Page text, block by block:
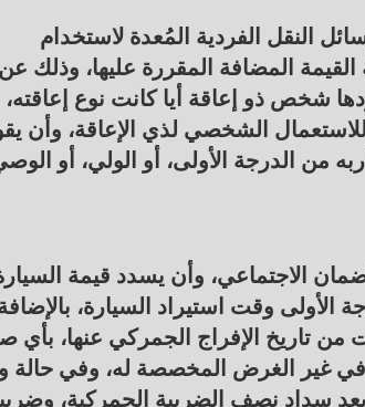
ووسائل النقل الفردية المُعدة لاستخدام
المضافة المقررة عليها، وذلك
يكون مستوردها شخص ذو إعاقة أيا كانت نوع إعاقته،
الشخصي لذي الإعاقة، وأن
من الدرجة الأولى، أو الولي، أو
الاجتماعي، وأن يسدد قيمة
وقت استيراد السيارة،
تاريخ الإفراج الجمركي عنها، بأي
في غير الغرض المخصصة له، وفي حالة
سداد نصف الضريبة الجمركية،